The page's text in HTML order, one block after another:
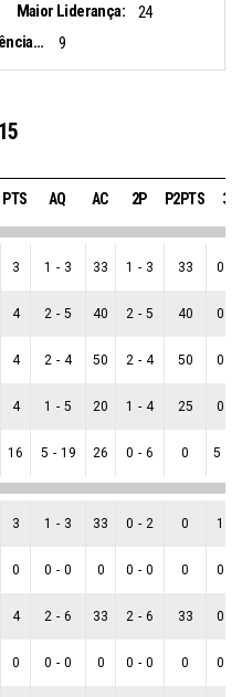
Maior Liderança:
24
Maior Sequência de Pontos:
9
PTS AQ AC 2P P2PTS 3P
3 1 - 3 33 1 - 3 33 0
4 2 - 5 40 2 - 5 40 0
4 2 - 4 50 2 - 4 50 0
4 1 - 5 20 1 - 4 25 0
16 5 - 19 26 0 - 6 0 5
3 1 - 3 33 0 - 2 0 1
0 0 - 0 0 0 - 0 0 0
4 2 - 6 33 2 - 6 33 0
0 0 - 0 0 0 - 0 0 0